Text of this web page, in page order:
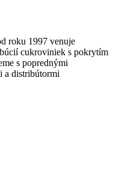
roku 1997 venuje
cukroviniek s pokrytím
s poprednými
a distribútormi